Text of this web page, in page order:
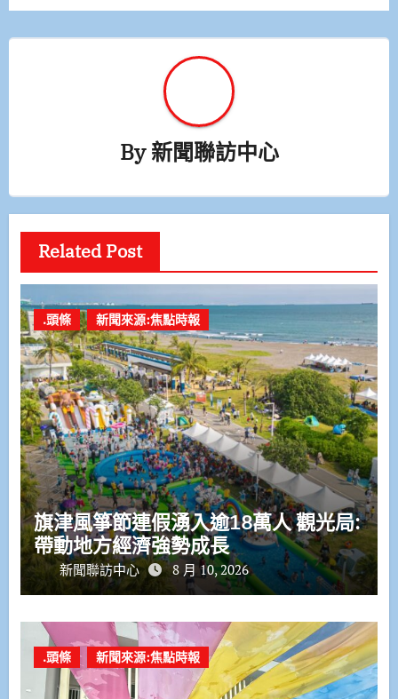
By新聞聯訪中心
Related Post
.頭條 新聞來源:焦點時報
旗津風箏節連假湧入逾18萬人 觀光局:
帶動地方經濟強勢成長
新聞聯訪中心 8 月 10, 2026
.頭條 新聞來源:焦點時報